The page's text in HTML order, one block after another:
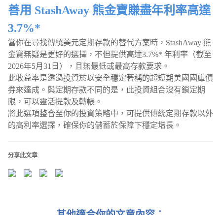
善用 StashAway 熊金寶賺盡年利率高達
3.7%*
當你在尋找傳統美元定期存款的替代方案時，StashAway 熊
金寶無疑是更好的選擇，不但提供高達3.7%* 年利率（截至
2026年5月31日），且無最低或最高存款要求。
此收益率是透過投資於以安全穩定著稱的超短期美國國庫債
券來達成。與定期存款不同的是，此投資組合沒有鎖定期
限，可以靈活提款及轉帳。
將此選項整合至你的投資策略中，可提供傳統定期存款以外
的高利率選擇，確保你的儲蓄於保障下穩定增長。
分享此文章